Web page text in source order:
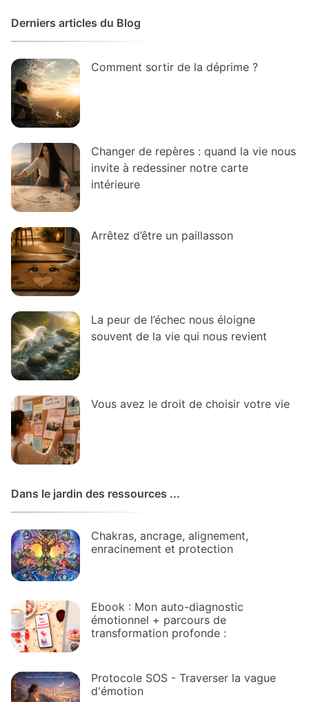
Derniers articles du Blog
Comment sortir de la déprime ?
Changer de repères : quand la vie nous
invite à redessiner notre carte
intérieure
Arrêtez d’être un paillasson
La peur de l’échec nous éloigne
souvent de la vie qui nous revient
Vous avez le droit de choisir votre vie
Dans le jardin des ressources ...
Chakras, ancrage, alignement,
enracinement et protection
Ebook : Mon auto-diagnostic
émotionnel + parcours de
transformation profonde :
Protocole SOS - Traverser la vague
d'émotion